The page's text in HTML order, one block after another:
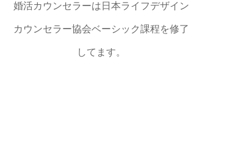
婚活カウンセラーは日本ライフデザイン
カウンセラー協会ベーシック課程を修了
してます。